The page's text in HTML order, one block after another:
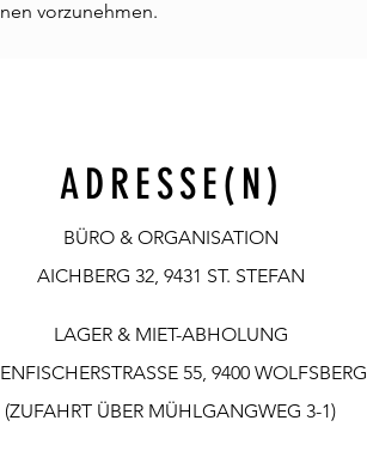
vorzunehmen.
ADRESSE(N)
BÜRO & ORGANISATION
AICHBERG 32, 9431 ST. STEFAN
LAGER & MIET-ABHOLUNG
55, 9400 WOLFSBERG
(ZUFAHRT ÜBER MÜHLGANGWEG 3-1)